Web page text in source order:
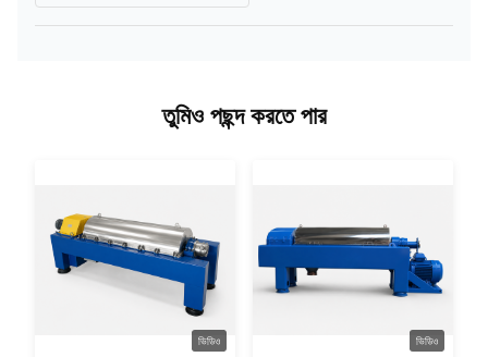
তুমিও পছন্দ করতে পার
ভিডিও ভিডিও